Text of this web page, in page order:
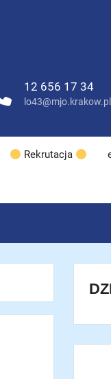
12 656 17 34
lo43@mjo.krakow.pl
Rekrutacja